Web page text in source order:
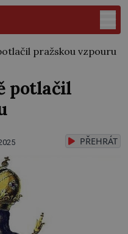
pražskou vzpouru
potlačil
PŘEHRÁT